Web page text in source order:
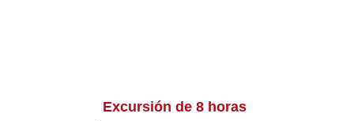
Excursión de 8 horas